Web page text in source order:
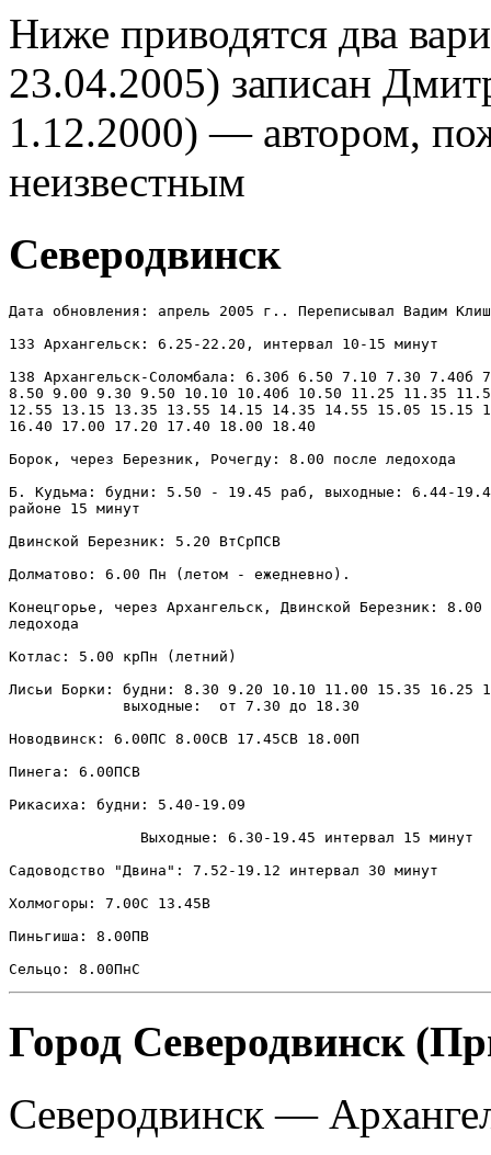
Ниже приводятся два
23.04.2005) записан
1.12.2000) — автором,
неизвестным
Северодвинск
Дата обновления: апрель 2005 г.. Переписывал Вадим
133 Архангельск: 6.25-22.20, интервал 10-15 минут
138 Архангельск-Соломбала: 6.30б 6.50 7.10 7.30 7.40б
8.50 9.00 9.30 9.50 10.10 10.40б 10.50 11.25 11.35
12.55 13.15 13.35 13.55 14.15 14.35 14.55 15.05 15.15
16.40 17.00 17.20 17.40 18.00 18.40
Борок, через Березник, Рочегду: 8.00 после ледохода
Б. Кудьма: будни: 5.50 - 19.45 раб, выходные: 6.44-
районе 15 минут
Двинской Березник: 5.20 ВтСрПСВ
Долматово: 6.00 Пн (летом - ежедневно).
Конецгорье, через Архангельск, Двинской Березник:
ледохода
Котлас: 5.00 крПн (летний)
Лисьи Борки: будни: 8.30 9.20 10.10 11.00 15.35 16.25
             выходные: 	от 7.30 до 18.30
Новодвинск: 6.00ПС 8.00СВ 17.45СВ 18.00П
Пинега: 6.00ПСВ
Рикасиха: будни: 5.40-19.09
               Выходные: 6.30-19.45 интервал 15 минут
Садоводство "Двина": 7.52-19.12 интервал 30 минут
Холмогоры: 7.00С 13.45В
Пиньгиша: 8.00ПВ
Город Северодвинск
Северодвинск —